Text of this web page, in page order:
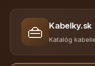
👜 Kabelky.sk
Katalóg